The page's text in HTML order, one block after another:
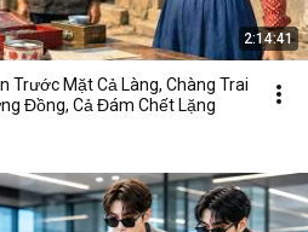
2:14:41
Trước Mặt Cả Làng, Chàng Trai
Đồng, Cả Đám Chết Lặng